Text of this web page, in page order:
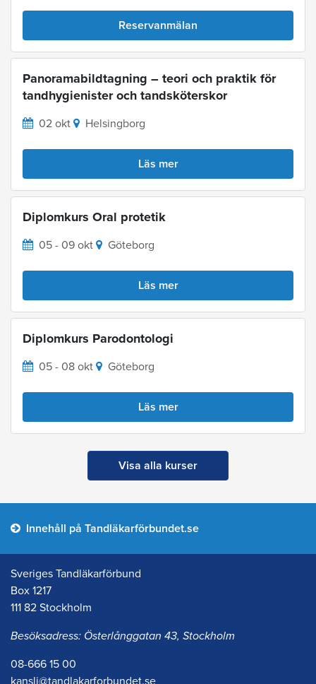
Reservanmälan
Panoramabildtagning – teori och praktik för
tandhygienister och tandsköterskor
02 okt Helsingborg
Läs mer
Diplomkurs Oral protetik
05 - 09 okt Göteborg
Läs mer
Diplomkurs Parodontologi
05 - 08 okt Göteborg
Läs mer
Visa alla kurser
Innehåll på Tandläkarförbundet.se
Sveriges Tandläkarförbund
Box 1217
111 82 Stockholm
Besöksadress: Österlånggatan 43, Stockholm
08-666 15 00
kansli@tandlakarforbundet.se